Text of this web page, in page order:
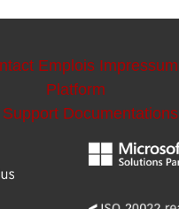
Emplois Impressum
Platform
Support Documentations